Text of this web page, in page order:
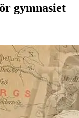
gymnasiet